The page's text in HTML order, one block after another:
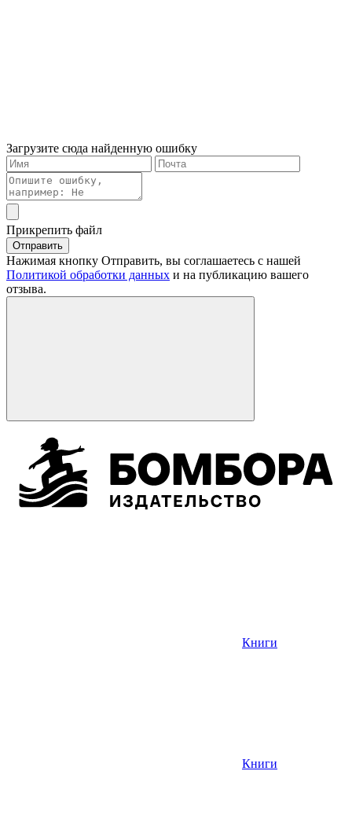
Загрузите сюда найденную ошибку
Прикрепить файл
Отправить
Нажимая кнопку Отправить, вы соглашаетесь с нашей
Политикой обработки данных и на публикацию вашего
отзыва.
Книги
Книги